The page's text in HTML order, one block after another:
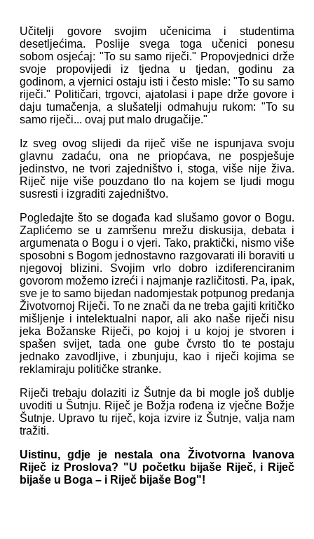
Učitelji govore svojim učenicima i studentima
desetljećima. Poslije svega toga učenici ponesu
sobom osjećaj: "To su samo riječi." Propovjednici drže
svoje propovijedi iz tjedna u tjedan, godinu za
godinom, a vjernici ostaju isti i često misle: "To su samo
riječi." Političari, trgovci, ajatolasi i pape drže govore i
daju tumačenja, a slušatelji odmahuju rukom: "To su
samo riječi... ovaj put malo drugačije."
Iz sveg ovog slijedi da riječ više ne ispunjava svoju
glavnu zadaću, ona ne priopćava, ne pospješuje
jedinstvo, ne tvori zajedništvo i, stoga, više nije živa.
Riječ nije više pouzdano tlo na kojem se ljudi mogu
susresti i izgraditi zajedništvo.
Pogledajte što se događa kad slušamo govor o Bogu.
Zaplićemo se u zamršenu mrežu diskusija, debata i
argumenata o Bogu i o vjeri. Tako, praktički, nismo više
sposobni s Bogom jednostavno razgovarati ili boraviti u
njegovoj blizini. Svojim vrlo dobro izdiferenciranim
govorom možemo izreći i najmanje različitosti. Pa, ipak,
sve je to samo bijedan nadomjestak potpunog predanja
Životvornoj Riječi. To ne znači da ne treba gajiti kritičko
mišljenje i intelektualni napor, ali ako naše riječi nisu
jeka Božanske Riječi, po kojoj i u kojoj je stvoren i
spašen svijet, tada one gube čvrsto tlo te postaju
jednako zavodljive, i zbunjuju, kao i riječi kojima se
reklamiraju političke stranke.
Riječi trebaju dolaziti iz Šutnje da bi mogle još dublje
uvoditi u Šutnju. Riječ je Božja rođena iz vječne Božje
Šutnje. Upravo tu riječ, koja izvire iz Šutnje, valja nam
tražiti.
Uistinu, gdje je nestala ona Životvorna Ivanova
Riječ iz Proslova? "U početku bijaše Riječ, i Riječ
bijaše u Boga – i Riječ bijaše Bog"!